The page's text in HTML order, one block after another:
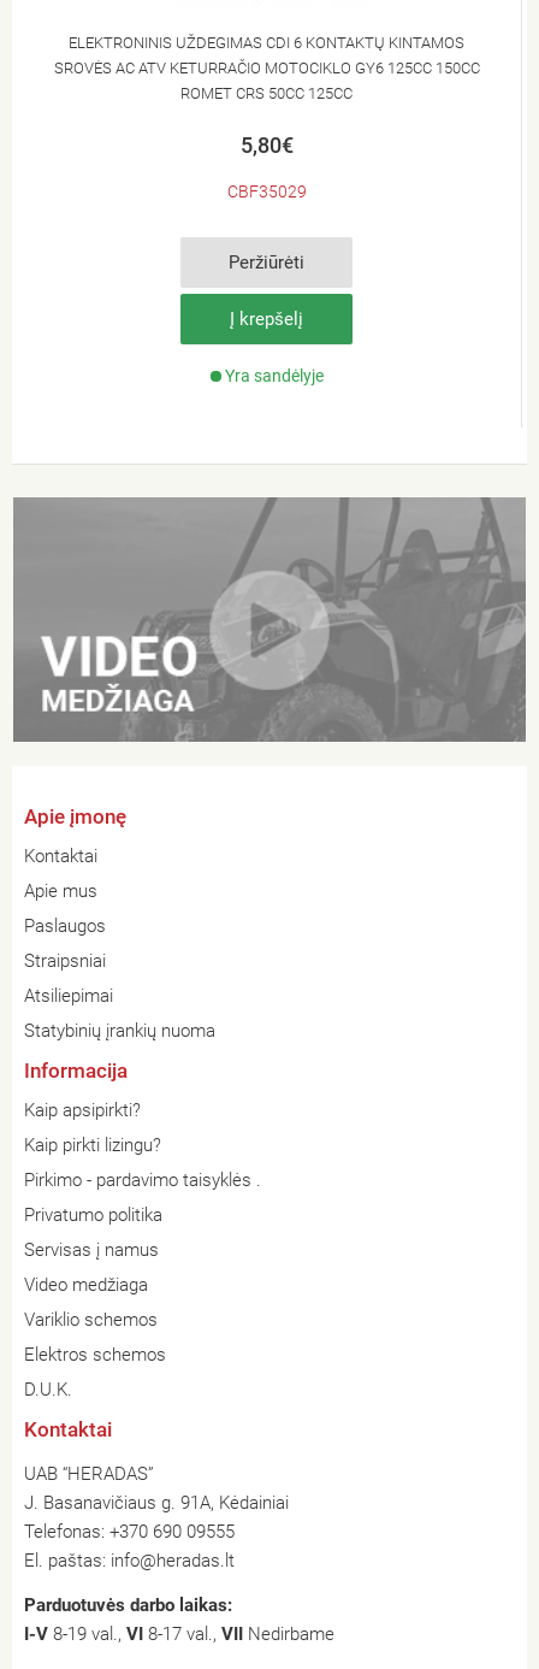
ELEKTRONINIS UŽDEGIMAS CDI 6 KONTAKTŲ KINTAMOS
SROVĖS AC ATV KETURRAČIO MOTOCIKLO GY6 125CC 150CC
ROMET CRS 50CC 125CC
5,80€
CBF35029
Peržiūrėti
Į krepšelį
Yra sandėlyje
Apie įmonę
Kontaktai
Apie mus
Paslaugos
Straipsniai
Atsiliepimai
Statybinių įrankių nuoma
Informacija
Kaip apsipirkti?
Kaip pirkti lizingu?
Pirkimo - pardavimo taisyklės .
Privatumo politika
Servisas į namus
Video medžiaga
Variklio schemos
Elektros schemos
D.U.K.
Kontaktai
UAB “HERADAS”
J. Basanavičiaus g. 91A, Kėdainiai
Telefonas: +370 690 09555
El. paštas: info@heradas.lt
Parduotuvės darbo laikas:
I-V 8-19 val., VI 8-17 val., VII Nedirbame